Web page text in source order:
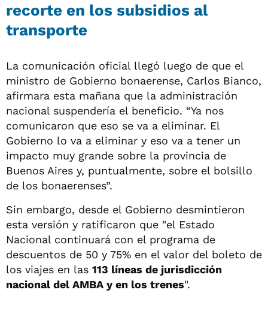
recorte en los subsidios al
transporte
La comunicación oficial llegó luego de que el
ministro de Gobierno bonaerense, Carlos Bianco,
afirmara esta mañana que la administración
nacional suspendería el beneficio. “Ya nos
comunicaron que eso se va a eliminar. El
Gobierno lo va a eliminar y eso va a tener un
impacto muy grande sobre la provincia de
Buenos Aires y, puntualmente, sobre el bolsillo
de los bonaerenses”.
Sin embargo, desde el Gobierno desmintieron
esta versión y ratificaron que "el Estado
Nacional continuará con el programa de
descuentos de 50 y 75% en el valor del boleto de
los viajes en las 113 líneas de jurisdicción
nacional del AMBA y en los trenes".